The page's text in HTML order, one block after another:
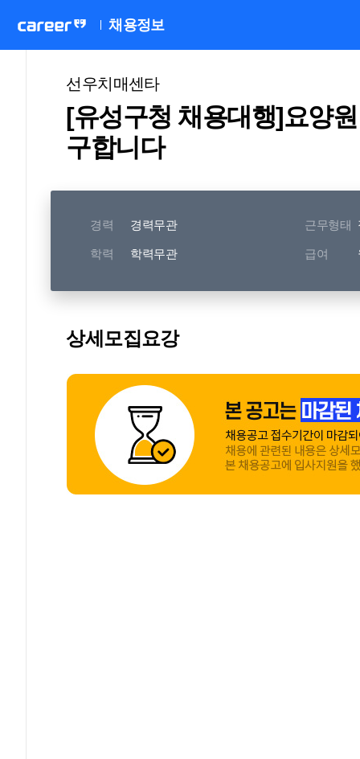
채용정보
선우치매센타
[유성구청 채용대행]요양
구합니다
경력 경력무관 근무형태
학력 학력무관 급여
상세모집요강